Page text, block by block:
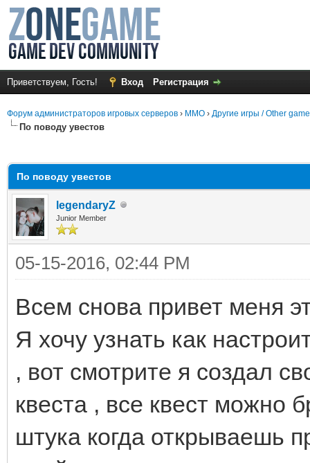
Приветствуем, Гость! Вход Регистрация
Форум администраторов игровых серверов › MMO › Другие игры / Other
По поводу увестов
По поводу увестов
legendaryZ
Junior Member
05-15-2016, 02:44 PM
Всем снова привет меня
Я хочу узнать как
, вот смотрите я создал
квеста , все квест можно
штука когда открываешь